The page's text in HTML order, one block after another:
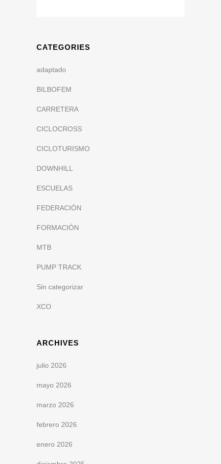
CATEGORIES
adaptado
BILBOFEM
CARRETERA
CICLOCROSS
CICLOTURISMO
DOWNHILL
ESCUELAS
FEDERACIÓN
FORMACIÓN
MTB
PUMP TRACK
Sin categorizar
XCO
ARCHIVES
julio 2026
mayo 2026
marzo 2026
febrero 2026
enero 2026